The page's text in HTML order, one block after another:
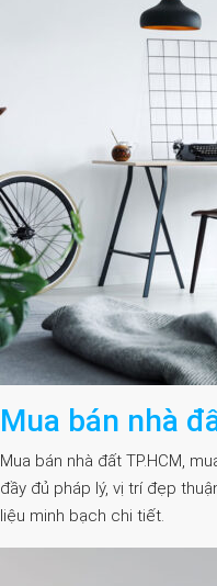
Mua bán nhà
Mua bán nhà đất TP.HCM,
đầy đủ pháp lý, vị trí đẹp
liệu minh bạch chi tiết.